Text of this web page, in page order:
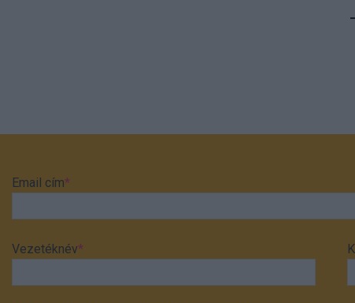
Email cím*
Vezetéknév*